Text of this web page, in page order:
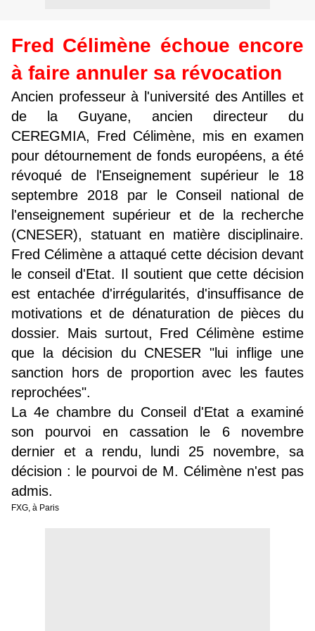
Fred Célimène échoue encore
à faire annuler sa révocation
Ancien professeur à l'université des Antilles et
de la Guyane, ancien directeur du
CEREGMIA, Fred Célimène, mis en examen
pour détournement de fonds européens, a été
révoqué de l'Enseignement supérieur le 18
septembre 2018 par le Conseil national de
l'enseignement supérieur et de la recherche
(CNESER), statuant en matière disciplinaire.
Fred Célimène a attaqué cette décision devant
le conseil d'Etat. Il soutient que cette décision
est entachée d'irrégularités, d'insuffisance de
motivations et de dénaturation de pièces du
dossier. Mais surtout, Fred Célimène estime
que la décision du CNESER "lui inflige une
sanction hors de proportion avec les fautes
reprochées".
La 4e chambre du Conseil d'Etat a examiné
son pourvoi en cassation le 6 novembre
dernier et a rendu, lundi 25 novembre, sa
décision : le pourvoi de M. Célimène n'est pas
admis.
FXG, à Paris